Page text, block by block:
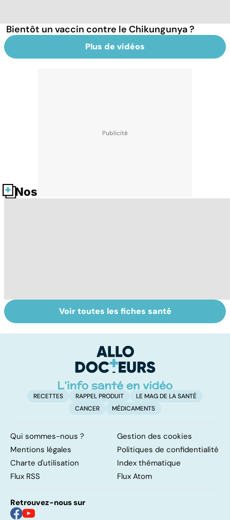
Bientôt un vaccin contre le Chikungunya ?
Plus de vidéos
Nos fiches santé
Tout savoir sur
les infections
Inflammation des
amygdales : que
d'angine ?
Voir toutes les fiches santé
RECETTES RAPPEL PRODUIT
LE MAG DE LA SANTÉ
CANCER
MÉDICAMENTS
Qui sommes-nous ?
Gestion des cookies
Mentions légales
Politiques de confidentialité
Charte d'utilisation
Index thématique
Flux RSS
Flux Atom
Retrouvez-nous sur